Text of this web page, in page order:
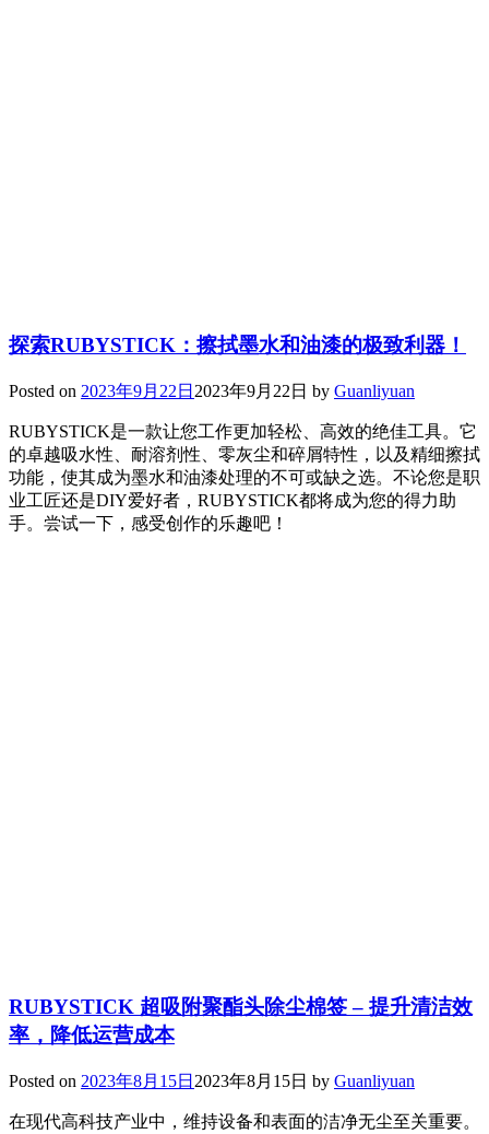
探索RUBYSTICK：擦拭墨水和油漆的极致利器！
Posted on 2023年9月22日 2023年9月22日 by Guanliyuan
RUBYSTICK是一款让您工作更加轻松、高效的绝佳工具。它
的卓越吸水性、耐溶剂性、零灰尘和碎屑特性，以及精细擦拭
功能，使其成为墨水和油漆处理的不可或缺之选。不论您是职
业工匠还是DIY爱好者，RUBYSTICK都将成为您的得力助
手。尝试一下，感受创作的乐趣吧！
RUBYSTICK 超吸附聚酯头除尘棉签 – 提升清洁效
率，降低运营成本
Posted on 2023年8月15日 2023年8月15日 by Guanliyuan
在现代高科技产业中，维持设备和表面的洁净无尘至关重要。